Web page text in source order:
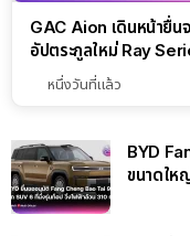
GAC Aion เดินหน้ายื่น
อัปตระกูลใหม่ Ray
หนึ่งวันที่แล้ว
BYD
ขนาดให